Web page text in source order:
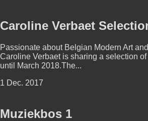
Caroline Verbaet
Passionate about Belgian Modern Art
Caroline Verbaet is sharing a selection
until March 2018.The...
1 Dec. 2017
Muziekbos 1